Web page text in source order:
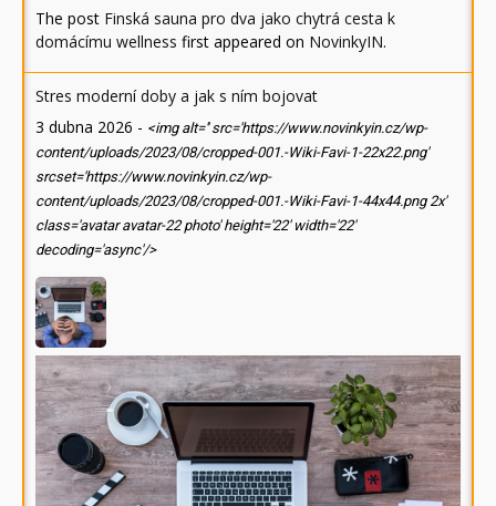
The post Finská sauna pro dva jako chytrá cesta k
domácímu wellness first appeared on NovinkyIN.
Stres moderní doby a jak s ním bojovat
3 dubna 2026 - <img alt='' src='https://www.novinkyin.cz/wp-
content/uploads/2023/08/cropped-001.-Wiki-Favi-1-22x22.png'
srcset='https://www.novinkyin.cz/wp-
content/uploads/2023/08/cropped-001.-Wiki-Favi-1-44x44.png 2x'
class='avatar avatar-22 photo' height='22' width='22'
decoding='async'/>